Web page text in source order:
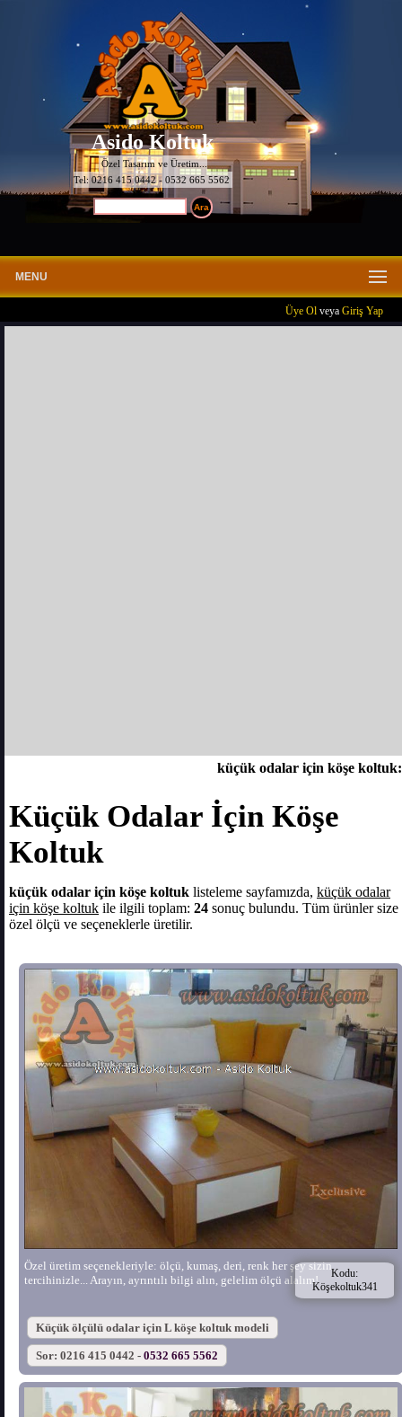
Asido Koltuk
Özel Tasarım ve Üretim...
Tel: 0216 415 0442 - 0532 665 5562
MENU
Üye Ol veya Giriş Yap
küçük odalar için köşe koltuk:
Küçük Odalar İçin Köşe
Koltuk
küçük odalar için köşe koltuk listeleme sayfamızda, küçük odalar
için köşe koltuk ile ilgili toplam: 24 sonuç bulundu. Tüm ürünler size
özel ölçü ve seçeneklerle üretilir.
Özel üretim seçenekleriyle: ölçü, kumaş, deri, renk her şey sizin
tercihinizle... Arayın, ayrıntılı bilgi alın, gelelim ölçü alalım!
Küçük ölçülü odalar için L köşe koltuk modeli
Kodu:
Köşekoltuk341
Sor: 0216 415 0442 - 0532 665 5562